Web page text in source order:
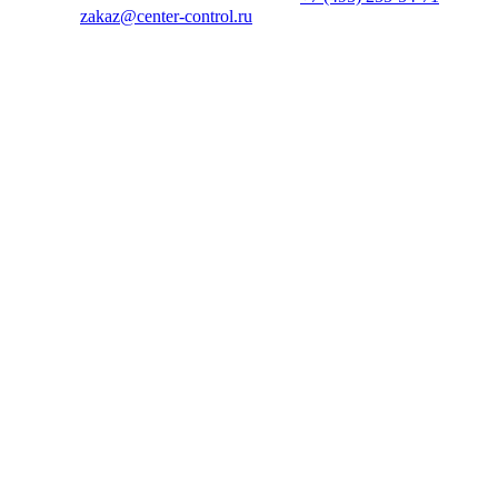
zakaz@center-control.ru